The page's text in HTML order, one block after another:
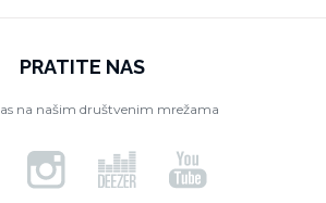
PRATITE NAS
na našim društvenim mrežama